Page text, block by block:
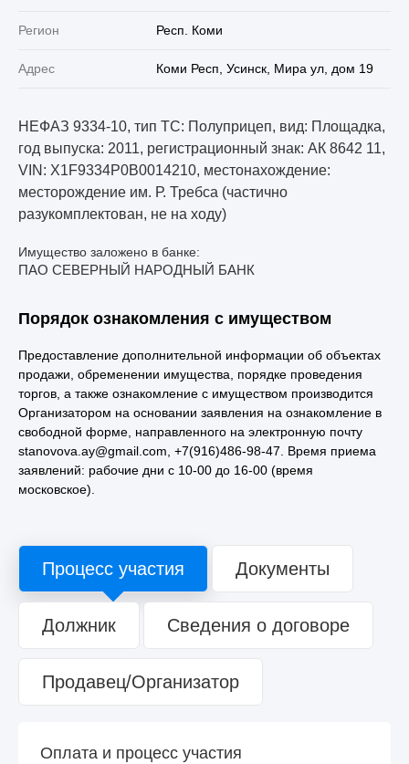
Регион Респ. Коми
Адрес Коми Респ, Усинск, Мира ул, дом 19
НЕФАЗ 9334-10, тип ТС: Полуприцеп, вид: Площадка,
год выпуска: 2011, регистрационный знак: АК 8642 11,
VIN: X1F9334P0B0014210, местонахождение:
месторождение им. Р. Требса (частично
разукомплектован, не на ходу)
Имущество заложено в банке:
ПАО СЕВЕРНЫЙ НАРОДНЫЙ БАНК
Порядок ознакомления с имуществом
Предоставление дополнительной информации об объектах
продажи, обременении имущества, порядке проведения
торгов, а также ознакомление с имуществом производится
Организатором на основании заявления на ознакомление в
свободной форме, направленного на электронную почту
stanovova.ay@gmail.com, +7(916)486-98-47. Время приема
заявлений: рабочие дни с 10-00 до 16-00 (время
московское).
Процесс участия Документы
Должник Сведения о договоре
Продавец/Организатор
Оплата и процесс участия